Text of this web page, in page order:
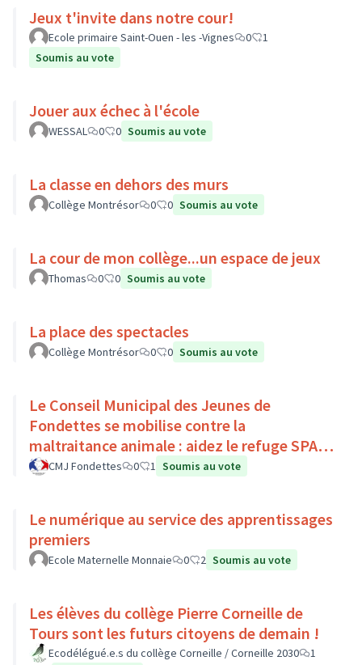
Jeux t'invite dans notre cour!
Ecole primaire Saint-Ouen - les -Vignes 0
1
Soumis au vote
Jouer aux échec à l'école
WESSAL 0 0 Soumis au vote
La classe en dehors des murs
Collège Montrésor 0 0 Soumis au vote
La cour de mon collège...un espace de jeux
Thomas 0 0 Soumis au vote
La place des spectacles
Collège Montrésor 0 0 Soumis au vote
Le Conseil Municipal des Jeunes de
Fondettes se mobilise contre la
maltraitance animale : aidez le refuge SPA
de Luynes !
CMJ Fondettes 0 1 Soumis au vote
Le numérique au service des apprentissages
premiers
Ecole Maternelle Monnaie 0 2 Soumis au vote
Les élèves du collège Pierre Corneille de
Tours sont les futurs citoyens de demain !
Ecodélégué.e.s du collège Corneille / Corneille 2030
1